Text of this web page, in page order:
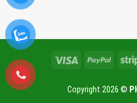
Copyright 2026 ©